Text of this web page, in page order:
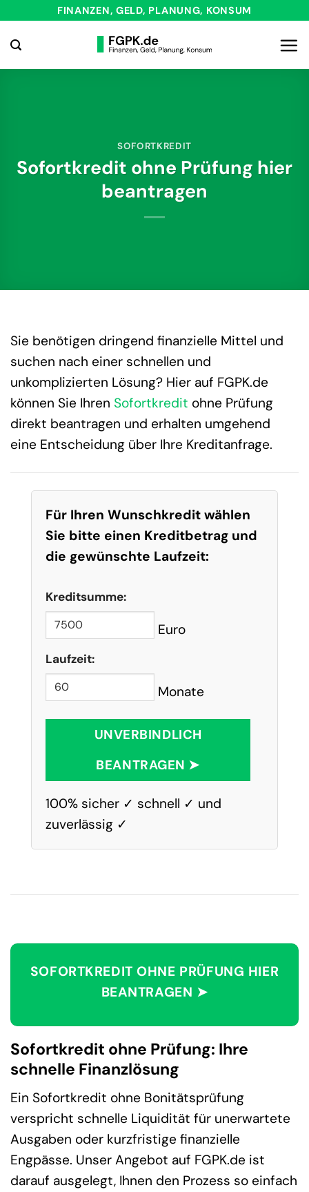
springen
FINANZEN, GELD, PLANUNG, KONSUM
SOFORTKREDIT
Sofortkredit ohne Prüfung hier
beantragen
Sie benötigen dringend finanzielle Mittel und
suchen nach einer schnellen und
unkomplizierten Lösung? Hier auf FGPK.de
können Sie Ihren Sofortkredit ohne Prüfung
direkt beantragen und erhalten umgehend
eine Entscheidung über Ihre Kreditanfrage.
Für Ihren Wunschkredit wählen
Sie bitte einen Kreditbetrag und
die gewünschte Laufzeit:
Kreditsumme:
Euro
Laufzeit:
Monate
UNVERBINDLICH
BEANTRAGEN ➤
100% sicher ✓ schnell ✓ und
zuverlässig ✓
SOFORTKREDIT OHNE PRÜFUNG HIER
BEANTRAGEN ➤
Sofortkredit ohne Prüfung: Ihre
schnelle Finanzlösung
Ein Sofortkredit ohne Bonitätsprüfung
verspricht schnelle Liquidität für unerwartete
Ausgaben oder kurzfristige finanzielle
Engpässe. Unser Angebot auf FGPK.de ist
darauf ausgelegt, Ihnen den Prozess so einfach